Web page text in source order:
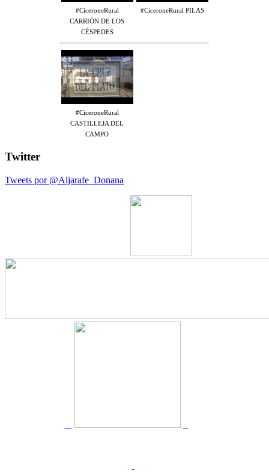
#CiceroneRural
CARRIÓN DE LOS
CÉSPEDES
#CiceroneRural PILAS
#CiceroneRural
CASTILLEJA DEL
CAMPO
Twitter
Tweets por @Aljarafe_Donana